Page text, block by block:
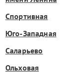
Спортивная
Юго-Западная
Саларьево
Ольховая